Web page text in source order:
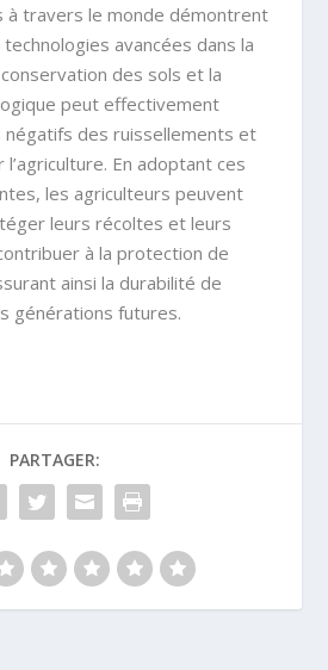
à travers le monde démontrent
technologies avancées dans la
conservation des sols et la
peut effectivement
négatifs des ruissellements et
En adoptant ces
les agriculteurs peuvent
leurs récoltes et leurs
à la protection de
ainsi la durabilité de
générations futures.
PARTAGER: